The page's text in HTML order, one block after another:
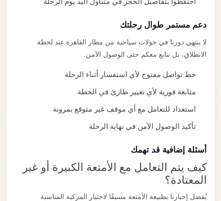
دعم مستمر طوال رحلتك
لا ينتهي دورنا في جولات سياحية من مطار القاهرة عند لحظة
الانطلاق، بل نتابع معكم حتى الوصول الآمن.
خط تواصل مفتوح لأي استفسار أثناء الرحلة
متابعة فورية لأي تغيير طارئ في الخطة
استعداد للتعامل مع أي موقف غير متوقع بمرونة
تأكيد الوصول الآمن في نهاية الرحلة
أسئلة إضافية قد تهمك
كيف يتم التعامل مع الأمتعة الكبيرة أو غير
المعتادة؟
يُفضل إخبارنا بطبيعة الأمتعة مسبقًا لاختيار المركبة المناسبة